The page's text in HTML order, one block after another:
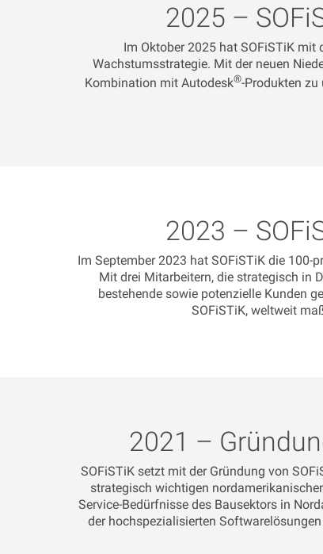
2025 –
Im Oktober 2025 hat SOFiSTiK
Wachstumsstrategie. Mit der neuen
Kombination mit Autodesk®-Produkten
2023 –
Im September 2023 hat SOFiSTiK die 100-
Mit drei Mitarbeitern, die strategisch in
bestehende sowie potenzielle Kunden
SOFiSTiK, weltweit
2021 –
SOFiSTiK setzt mit der Gründung von
strategisch wichtigen
Service-Bedürfnisse des Bausektors in
der hochspezialisierten